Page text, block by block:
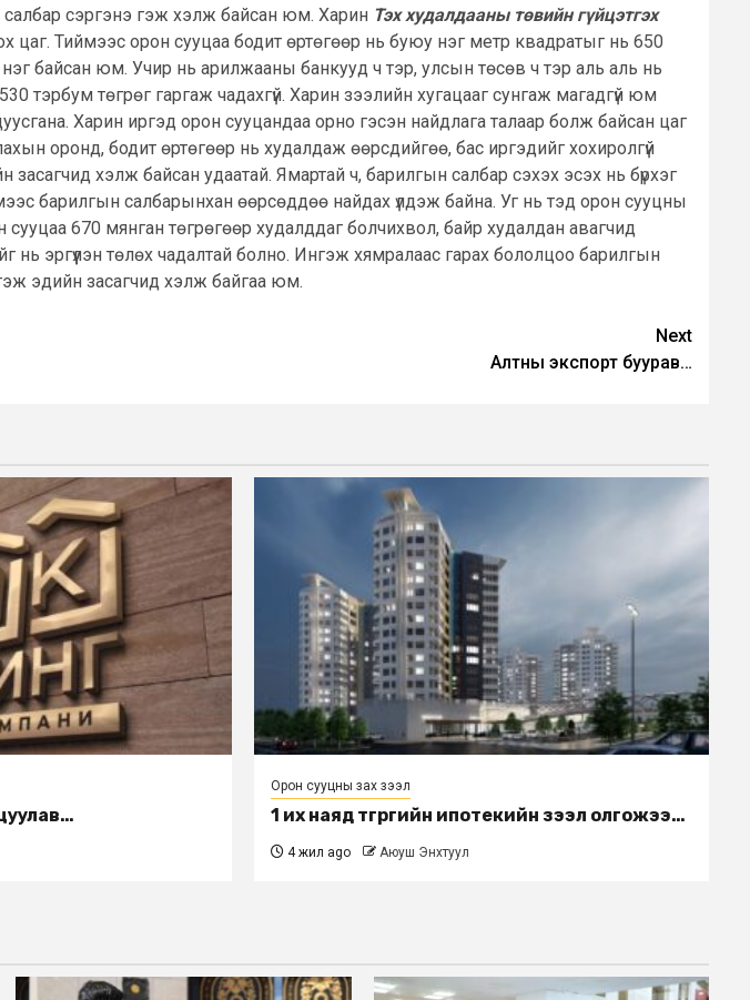
салбар сэргэнэ гэж хэлж байсан юм. Харин Тэх худалдааны төвийн гүйцэтгэх
цаг. Тиймээс орон сууцаа бодит өртөгөөр нь буюу нэг метр квадратыг нь 650
байсан юм. Учир нь арилжааны банкууд ч тэр, улсын төсөв ч тэр аль аль нь
тэрбум төгрөг гаргаж чадахгүй. Харин зээлийн хугацааг сунгаж магадгүй юм
Харин иргэд орон сууцандаа орно гэсэн найдлага талаар болж байсан цаг
оронд, бодит өртөгөөр нь худалдаж өөрсдийгөө, бас иргэдийг хохиролгүй
хэлж байсан удаатай. Ямартай ч, барилгын салбар сэхэх эсэх нь бүрхэг
барилгын салбарынхан өөрсөддөө найдах үлдэж байна. Уг нь тэд орон сууцны
670 мянган төгрөгөөр худалддаг болчихвол, байр худалдан авагчид
нь эргүүлэн төлөх чадалтай болно. Ингэж хямралаас гарах бололцоо барилгын
эдийн засагчид хэлж байгаа юм.
Next
Алтны экспорт буурав…
Орон сууцны зах зээл
1 их наяд төгрөгийн ипотекийн зээл олгожээ…
4 жил ago Аюуш Энхтуул